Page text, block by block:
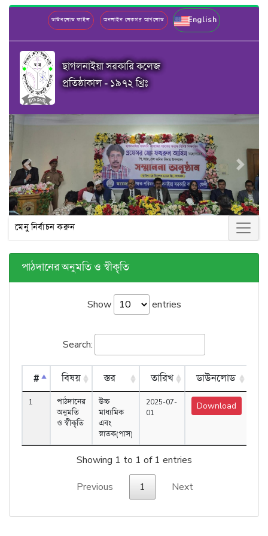
ডাউনলোড ফাইল অনলাইন লেকচার আপলোড English
ছাগলনাইয়া সরকারি কলেজ
প্রতিষ্ঠাকাল - ১৯৭২ খ্রিঃ
Previous Next
মেনু নির্বাচন করুন
পাঠদানের অনুমতি ও স্বীকৃতি
Show entries
Search:
# বিষয় স্তর তারিখ ডাউনলোড
1
পাঠদানের
অনুমতি
ও স্বীকৃতি
উচ্চ
মাধ্যমিক
এবং
স্নাতক(পাস)
2025-07-
01
Download
Showing 1 to 1 of 1 entries
Previous 1 Next